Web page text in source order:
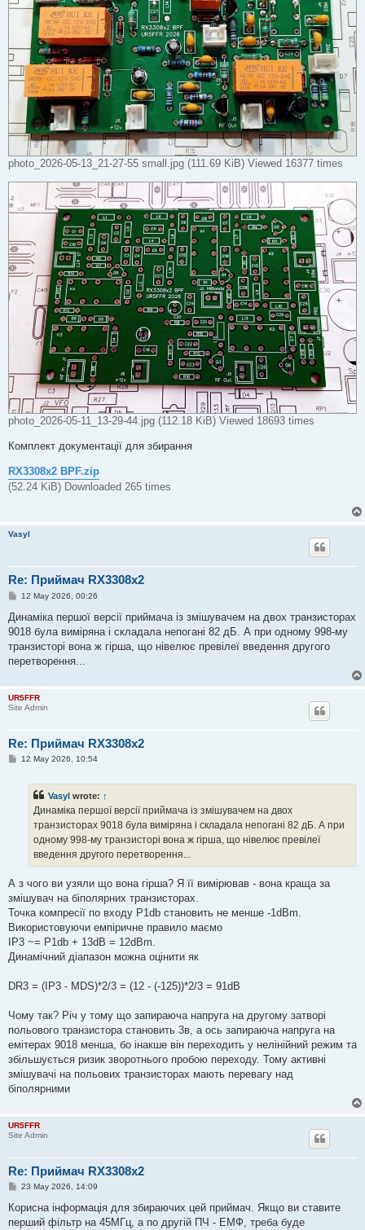
photo_2026-05-13_21-27-55 small.jpg (111.69 KiB) Viewed 16377 times
photo_2026-05-11_13-29-44.jpg (112.18 KiB) Viewed 18693 times
Комплект документації для збирання
RX3308x2 BPF.zip
(52.24 KiB) Downloaded 265 times
Vasyl
Re: Приймач RX3308x2
P
s
12 May 2026, 00:26
Динаміка першої версії приймача із змішувачем на двох транзисторах
9018 була виміряна і складала непогані 82 дБ. А при одному 998-му
транзисторі вона ж гірша, що нівелює превілеї введення другого
перетворення...
UR5FFR
Site Admin
Re: Приймач RX3308x2
P12 May 2026, 10:54
Vasyl wrote: ↑
Динаміка першої версії приймача із змішувачем на двох
транзисторах 9018 була виміряна і складала непогані 82 дБ. А при
одному 998-му транзисторі вона ж гірша, що нівелює превілеї
введення другого перетворення...
А з чого ви узяли що вона гірша? Я її вимірював - вона краща за
змішувач на біполярних транзисторах.
Точка компресії по входу P1db становить не менше -1dBm.
Використовуючи емпіричне правило маємо
IP3 ~= P1db + 13dB = 12dBm.
Динамічний діапазон можна оцінити як
DR3 = (IP3 - MDS)*2/3 = (12 - (-125))*2/3 = 91dB
Чому так? Річ у тому що запираюча напруга на другому затворі
польового транзистора становить 3в, а ось запираюча напруга на
емітерах 9018 менша, бо інакше він переходить у нелінійний режим та
збільшується ризик зворотнього пробою переходу. Тому активні
змішувачі на польових транзисторах мають перевагу над
біполярними
UR5FFR
Site Admin
Re: Приймач RX3308x2
P
s
23 May 2026, 14:09
Корисна інформація для збираючих цей приймач. Якщо ви ставите
перший фільтр на 45МГц, а по другій ПЧ - ЕМФ, треба буде